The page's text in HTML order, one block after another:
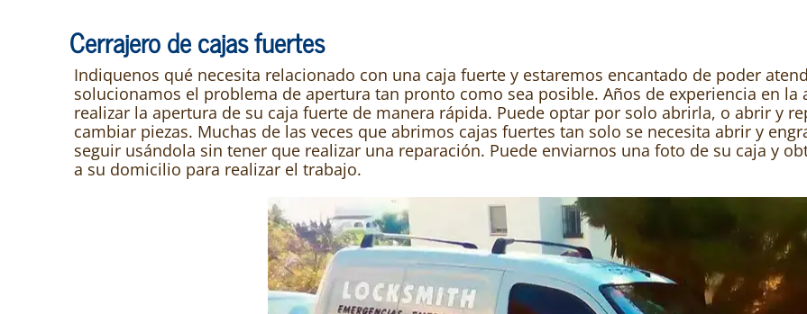
Cerrajero de cajas fuertes
Indiquenos qué necesita relacionado con una caja fuerte y estaremos encantado de poder
solucionamos el problema de apertura tan pronto como sea posible. Años de experiencia en
realizar la apertura de su caja fuerte de manera rápida. Puede optar por solo abrirla, o abrir y
cambiar piezas. Muchas de las veces que abrimos cajas fuertes tan solo se necesita abrir y
seguir usándola sin tener que realizar una reparación. Puede enviarnos una foto de su caja y
a su domicilio para realizar el trabajo.